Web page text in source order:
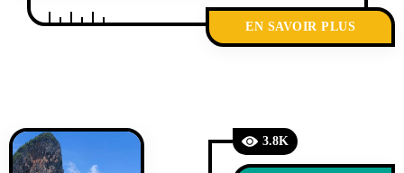
EN SAVOIR PLUS
3.8K